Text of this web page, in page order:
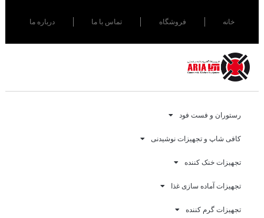
خانه فروشگاه تماس با ما درباره ما
رستوران و فست فود
کافی شاپ و تجهیزات نوشیدنی
تجهیزات خنک کننده
تجهیزات آماده سازی غذا
تجهیزات گرم کننده